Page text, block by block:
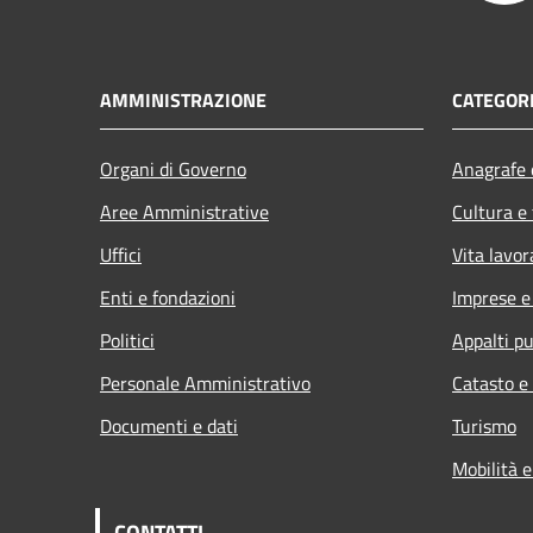
AMMINISTRAZIONE
Organi di Governo
Aree Amministrative
Uffici
Enti e fondazioni
Politici
Personale Amministrativo
Documenti e dati
Cultura
Vita
Imprese
Appalti
Catasto
Turismo
Mobilità